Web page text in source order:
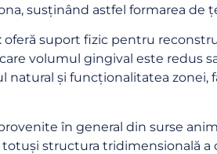
susținând astfel formarea de
oferă suport fizic pentru
volumul gingival este redus
și funcționalitatea zonei,
în general din surse
structura tridimensională a